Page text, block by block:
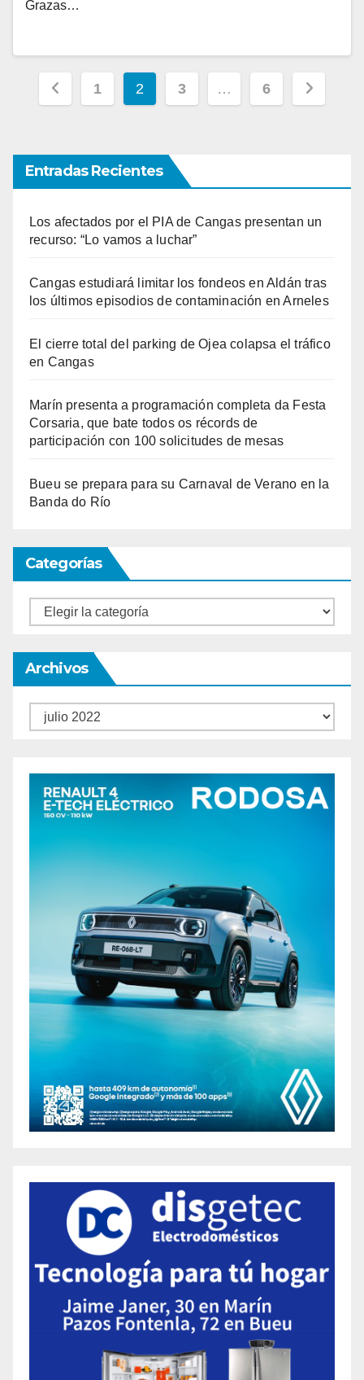
Grazas…
Paginación
entradas
1 2 3 … 6
Entradas Recientes
Los afectados por el PIA de Cangas presentan un
recurso: “Lo vamos a luchar”
Cangas estudiará limitar los fondeos en Aldán tras
los últimos episodios de contaminación en Arneles
El cierre total del parking de Ojea colapsa el tráfico
en Cangas
Marín presenta a programación completa da Festa
Corsaria, que bate todos os récords de
participación con 100 solicitudes de mesas
Bueu se prepara para su Carnaval de Verano en la
Banda do Río
Categorías
Categorías
Archivos
Archivos